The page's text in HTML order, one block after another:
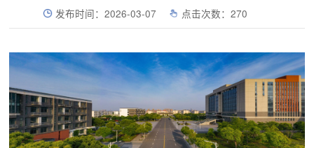
发布时间：2026-03-07 点击次数：270